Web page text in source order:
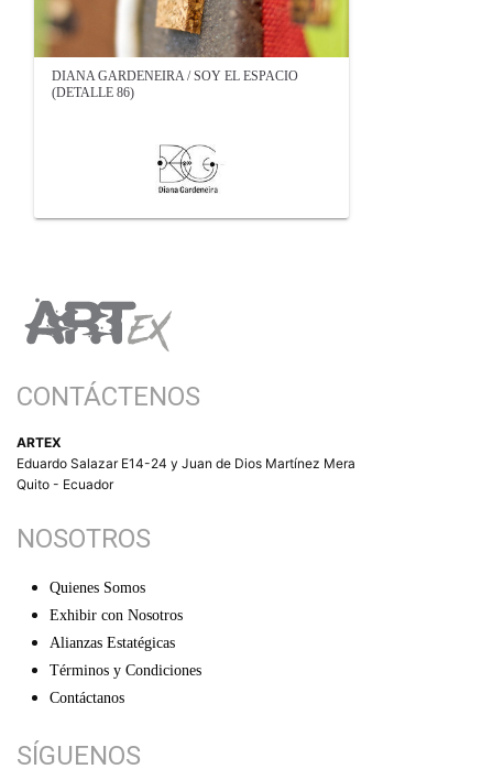
DIANA GARDENEIRA / SOY EL ESPACIO
(DETALLE 86)
CONTÁCTENOS
ARTEX
Eduardo Salazar E14-24 y Juan de Dios Martínez Mera
Quito - Ecuador
NOSOTROS
Quienes Somos
Exhibir con Nosotros
Alianzas Estatégicas
Términos y Condiciones
Contáctanos
SÍGUENOS